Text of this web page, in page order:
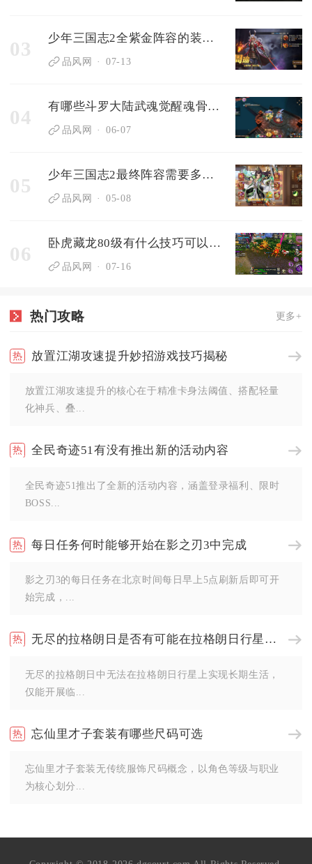
03 少年三国志2全紫金阵容的装备选择有什么技巧
品风网 07-13
04 有哪些斗罗大陆武魂觉醒魂骨技能值得推荐
品风网 06-07
05 少年三国志2最终阵容需要多久才能培养
品风网 05-08
06 卧虎藏龙80级有什么技巧可以获取金装
品风网 07-16
热门攻略 更多+
放置江湖攻速提升妙招游戏技巧揭秘
放置江湖攻速提升的核心在于精准卡身法阈值、搭配轻量
化神兵、叠...
全民奇迹51有没有推出新的活动内容
全民奇迹51推出了全新的活动内容，涵盖登录福利、限时
BOSS...
每日任务何时能够开始在影之刃3中完成
影之刃3的每日任务在北京时间每日早上5点刷新后即可开
始完成，...
无尽的拉格朗日是否有可能在拉格朗日行星上生活
无尽的拉格朗日中无法在拉格朗日行星上实现长期生活，
仅能开展临...
忘仙里才子套装有哪些尺码可选
忘仙里才子套装无传统服饰尺码概念，以角色等级与职业
为核心划分...